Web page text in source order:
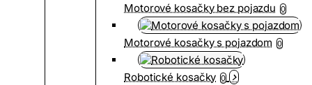
Motorové kosačky bez pojazdu 0
Motorové kosačky s pojazdom 0
Robotické kosačky 0